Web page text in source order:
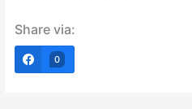
Share via:
0